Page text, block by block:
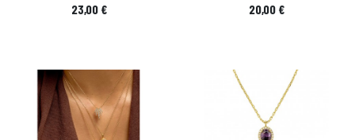
Prix
23,00 € Prix
20,00 €